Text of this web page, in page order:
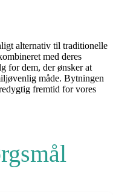
alternativ til traditionelle
med deres
for dem, der ønsker at
måde. Bytningen
fremtid for vores